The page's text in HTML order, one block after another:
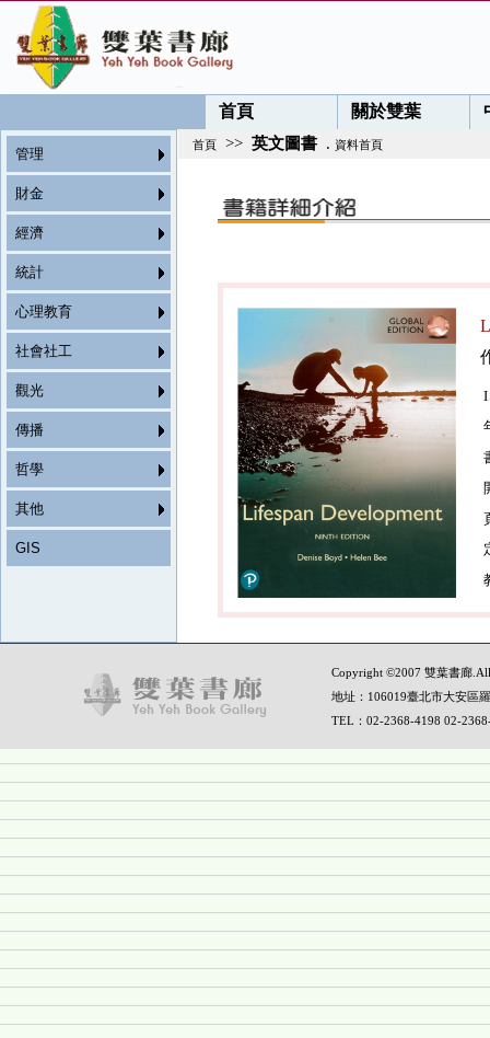
首頁 關於雙葉
管理
財金
經濟
統計
心理教育
社會社工
觀光
傳播
哲學
其他
GIS
首頁 >> 英文圖書 . 資料首頁
Copyright ©2007 雙葉書廊.All
地址：106019臺北市大安區
TEL：02-2368-4198 02-